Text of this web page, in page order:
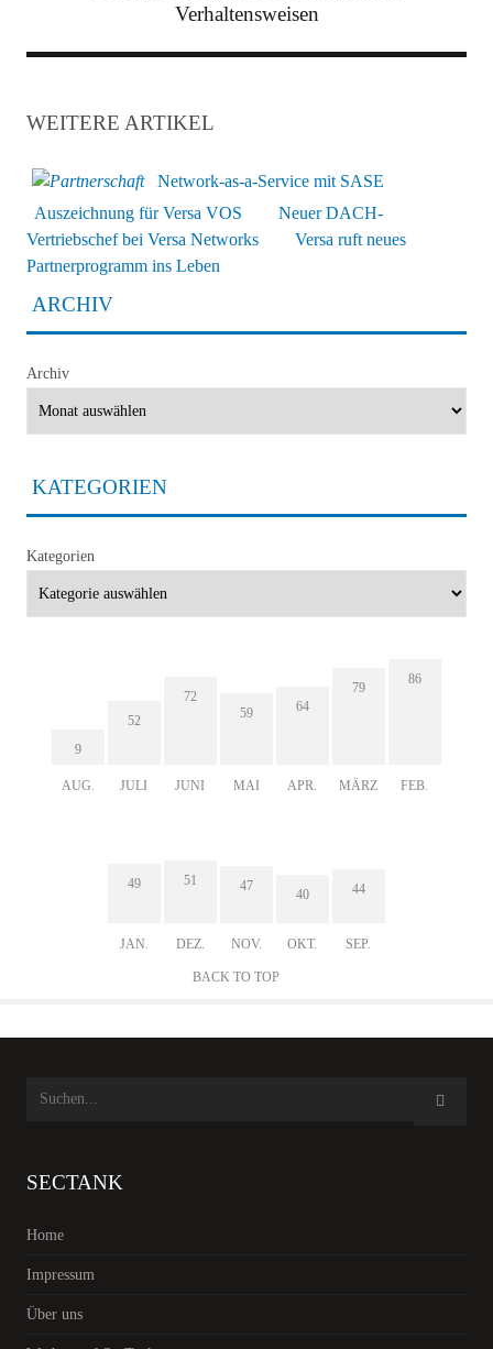
Verhaltensweisen
WEITERE ARTIKEL
Network-as-a-Service mit SASE
Auszeichnung für Versa VOS
Neuer DACH-
Vertriebschef bei Versa Networks
Versa ruft neues
Partnerprogramm ins Leben
ARCHIV
Archiv
KATEGORIEN
Kategorien
9
AUG.
52
JULI
72
JUNI
59
MAI
64
APR.
79
MÄRZ
86
FEB.
49
JAN.
51
DEZ.
47
NOV.
40
OKT.
44
SEP.
BACK TO TOP
SECTANK
Home
Impressum
Über uns